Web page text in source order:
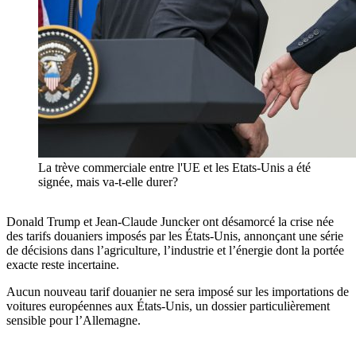
La trève commerciale entre l'UE et les Etats-Unis a été
signée, mais va-t-elle durer?
Donald Trump et Jean-Claude Juncker ont désamorcé la crise née
des tarifs douaniers imposés par les États-Unis, annonçant une série
de décisions dans l’agriculture, l’industrie et l’énergie dont la portée
exacte reste incertaine.
Aucun nouveau tarif douanier ne sera imposé sur les importations de
voitures européennes aux États-Unis, un dossier particulièrement
sensible pour l’Allemagne.